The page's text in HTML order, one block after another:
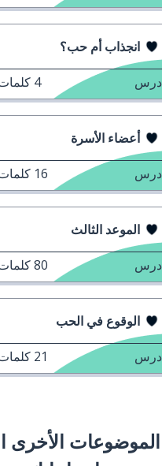
انجذاب أم حب؟
درس 4
أعضاء الأسرة
درس 16
الموعد الثالث
درس 80
الوقوع في الحب
درس 21
الأخرى